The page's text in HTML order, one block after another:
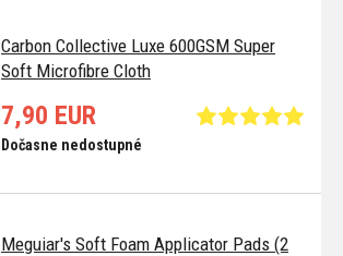
Carbon Collective Luxe 600GSM Super
Soft Microfibre Cloth
7,90 EUR
Dočasne nedostupné
Meguiar's Soft Foam Applicator Pads (2